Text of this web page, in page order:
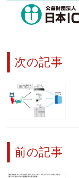
次の記事
前の記事